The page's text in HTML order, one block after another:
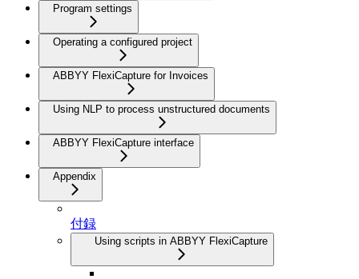
Program settings
Operating a configured project
ABBYY FlexiCapture for Invoices
Using NLP to process unstructured documents
ABBYY FlexiCapture interface
Appendix
付録
Using scripts in ABBYY FlexiCapture